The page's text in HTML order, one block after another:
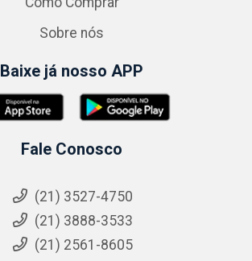
Sobre nós
Baixe já nosso APP
Fale Conosco
(21) 3527-4750
(21) 3888-3533
(21) 2561-8605